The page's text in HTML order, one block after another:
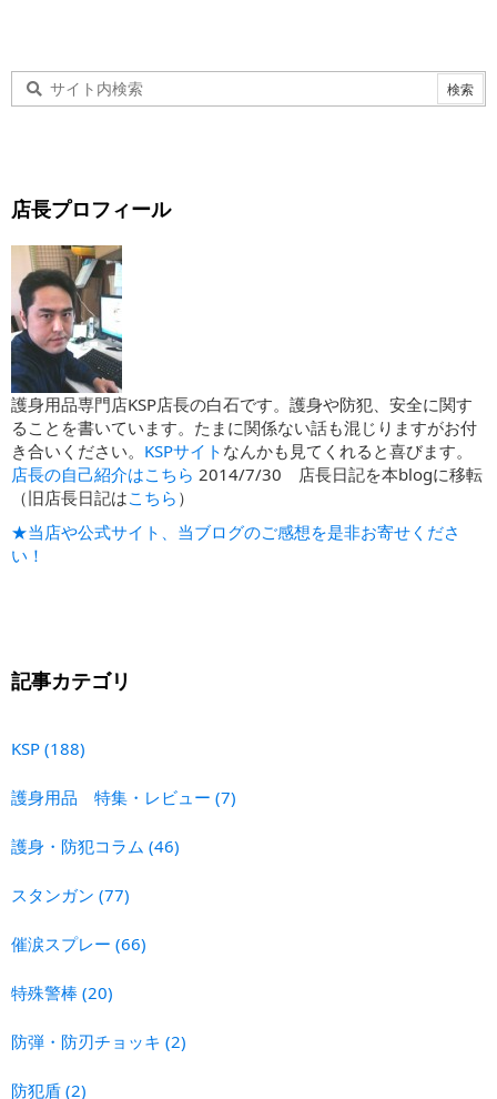
店長プロフィール
護身用品専門店KSP店長の白石です。護身や防犯、安全に関す
ることを書いています。たまに関係ない話も混じりますがお付
き合いください。 KSPサイト なんかも見てくれると喜びます。
店長の自己紹介はこちら 2014/7/30 店長日記を本blogに移転
（旧店長日記はこちら ）
★当店や公式サイト、当ブログのご感想を是非お寄せくださ
い！
記事カテゴリ
KSP (188)
護身用品 特集・レビュー (7)
護身・防犯コラム (46)
スタンガン (77)
催涙スプレー (66)
特殊警棒 (20)
防弾・防刃チョッキ (2)
防犯盾 (2)